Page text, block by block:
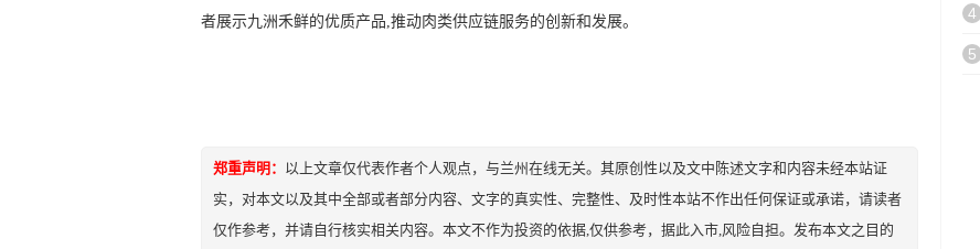
者展示九洲禾鲜的优质产品,推动肉类供应链服务的创新和发展。
郑重声明： 以上文章仅代表作者个人观点，与兰州在线无关。其原创性以及文中陈述文字和内容未经本站证
实，对本文以及其中全部或者部分内容、文字的真实性、完整性、及时性本站不作出任何保证或承诺，请读者
仅作参考，并请自行核实相关内容。本文不作为投资的依据,仅供参考，据此入市,风险自担。发布本文之目的
4
5